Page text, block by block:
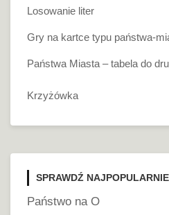
Losowanie liter
Gry na kartce typu państwa-
Państwa Miasta – tabela do
Krzyżówka
SPRAWDŹ
Państwo na O